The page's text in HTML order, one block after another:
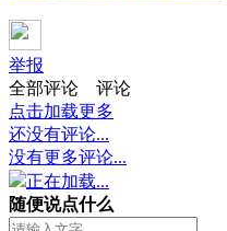
举报
全部评论
评论
点击加载更多
还没有评论...
没有更多评论...
正在加载...
随便说点什么